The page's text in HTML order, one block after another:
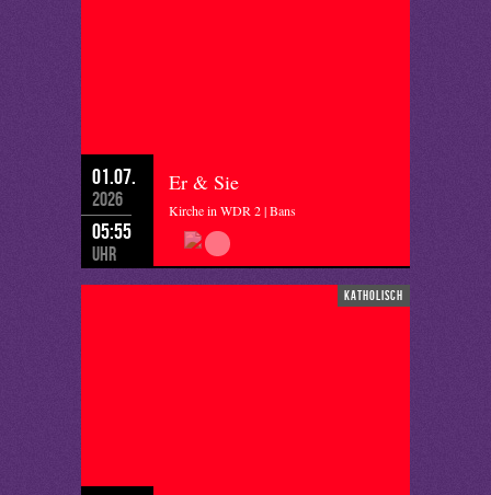
01.07.
2026
05:55
Uhr
Er & Sie
Kirche in WDR 2 | Bans
katholisch